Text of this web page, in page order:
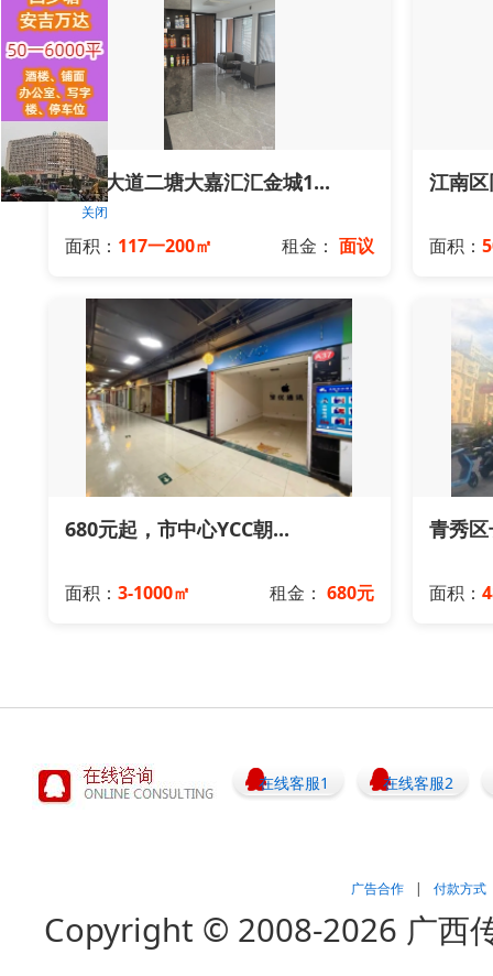
昆仑大道二塘大嘉汇汇金城1...
面积： 117一200㎡ 租金： 面议
江南
面积：
680元起，市中心YCC朝...
面积： 3-1000㎡ 租金： 680元
青秀
面积：
在线客服1 在线客服2
广告合作 | 付款方式
Copyright © 2008-2026 广西
关闭